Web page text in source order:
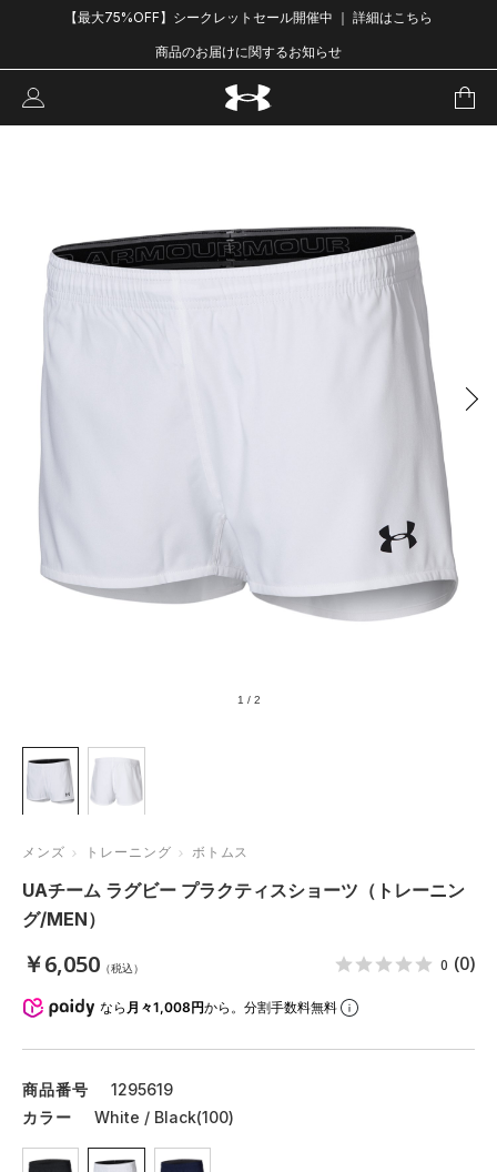
【最大75%OFF】シークレットセール開催中 ｜ 詳細はこちら
商品のお届けに関するお知らせ
1 / 2
メンズ トレーニング ボトムス
UAチーム ラグビー プラクティスショーツ（トレーニン
グ/MEN）
￥6,050 （税込） 0 (0)
なら 月々1,008円から。分割手数料無料
商品番号
1295619
カラー
White / Black(100)